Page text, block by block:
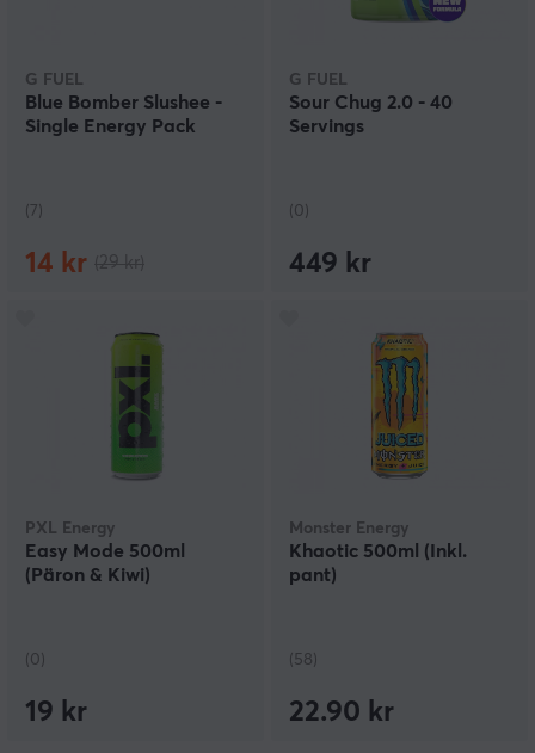
G FUEL
Blue Bomber Slushee -
Single Energy Pack
(7)
14 kr
G FUEL
Sour Chug 2.0 - 40
Servings
(0)
449 kr
PXL Energy
Easy Mode 500ml
(Päron & Kiwi)
(0)
19 kr
Monster Energy
Khaotic 500ml (Inkl.
pant)
(58)
22.90 kr